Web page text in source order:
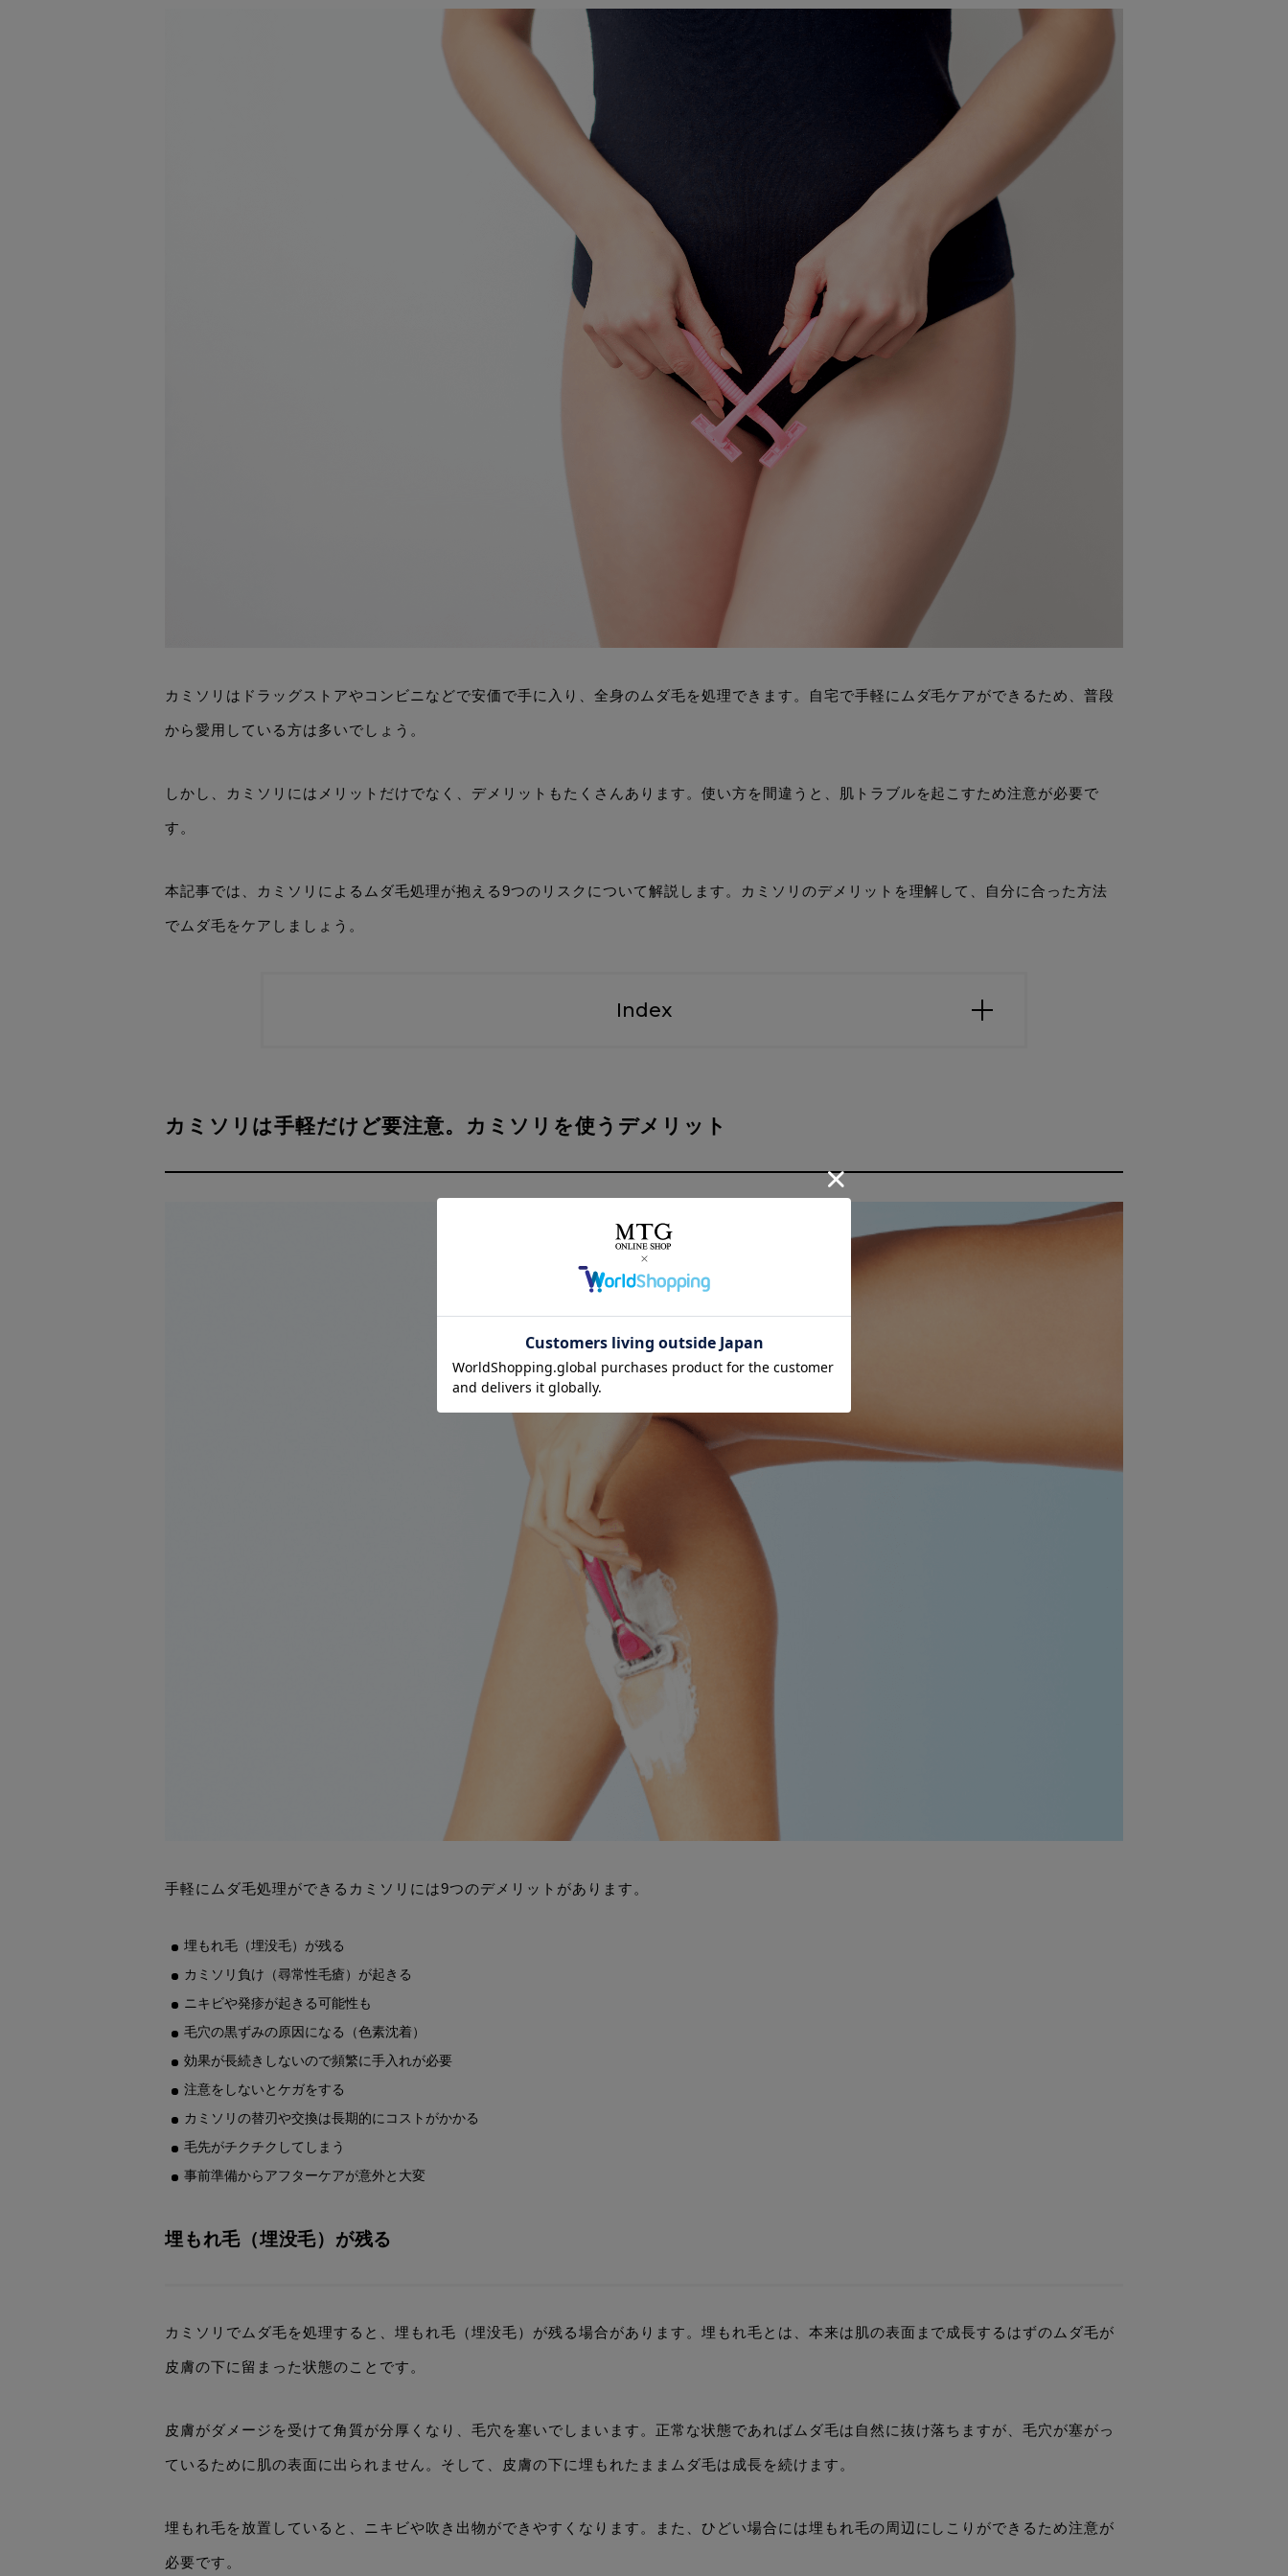
カミソリはドラッグストアやコンビニなどで安価で手に入り、全身のムダ毛を処理できます。自宅で手軽にムダ毛ケアができるため、普段
から愛用している方は多いでしょう。
しかし、カミソリにはメリットだけでなく、デメリットもたくさんあります。使い方を間違うと、肌トラブルを起こすため注意が必要で
す。
本記事では、カミソリによるムダ毛処理が抱える9つのリスクについて解説します。カミソリのデメリットを理解して、自分に合った方法
でムダ毛をケアしましょう。
Index
カミソリは手軽だけど要注意。カミソリを使うデメリット
手軽にムダ毛処理ができるカミソリには9つのデメリットがあります。
埋もれ毛（埋没毛）が残る
カミソリ負け（尋常性毛瘡）が起きる
ニキビや発疹が起きる可能性も
毛穴の黒ずみの原因になる（色素沈着）
効果が長続きしないので頻繁に手入れが必要
注意をしないとケガをする
カミソリの替刃や交換は長期的にコストがかかる
毛先がチクチクしてしまう
事前準備からアフターケアが意外と大変
埋もれ毛（埋没毛）が残る
カミソリでムダ毛を処理すると、埋もれ毛（埋没毛）が残る場合があります。埋もれ毛とは、本来は肌の表面まで成長するはずのムダ毛が
皮膚の下に留まった状態のことです。
皮膚がダメージを受けて角質が分厚くなり、毛穴を塞いでしまいます。正常な状態であればムダ毛は自然に抜け落ちますが、毛穴が塞がっ
ているために肌の表面に出られません。そして、皮膚の下に埋もれたままムダ毛は成長を続けます。
埋もれ毛を放置していると、ニキビや吹き出物ができやすくなります。また、ひどい場合には埋もれ毛の周辺にしこりができるため注意が
必要です。